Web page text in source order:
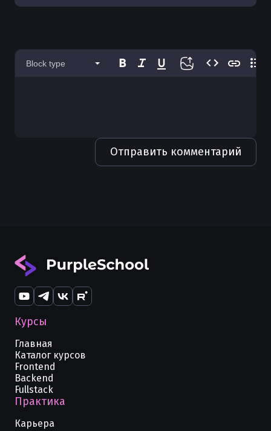
Block type
Отправить комментарий
Курсы
Главная
Каталог курсов
Frontend
Backend
Fullstack
Практика
Карьера